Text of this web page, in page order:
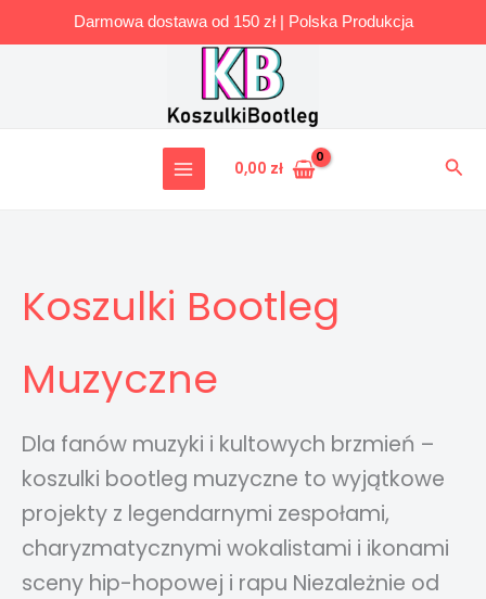
Darmowa dostawa od 150 zł | Polska Produkcja
0,00 zł
Koszulki Bootleg
Muzyczne
Dla fanów muzyki i kultowych brzmień –
koszulki bootleg muzyczne to wyjątkowe
projekty z legendarnymi zespołami,
charyzmatycznymi wokalistami i ikonami
sceny hip-hopowej i rapu Niezależnie od